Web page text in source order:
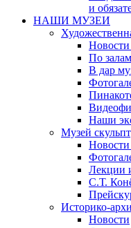
и
НАШИ МУЗЕИ
Новости
По
В дар
Наши
Музей
Новости
Лекции
С.Т.
Историко-
Новости